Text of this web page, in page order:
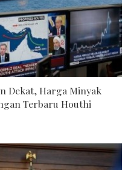
Dekat, Harga Minyak
Terbaru Houthi